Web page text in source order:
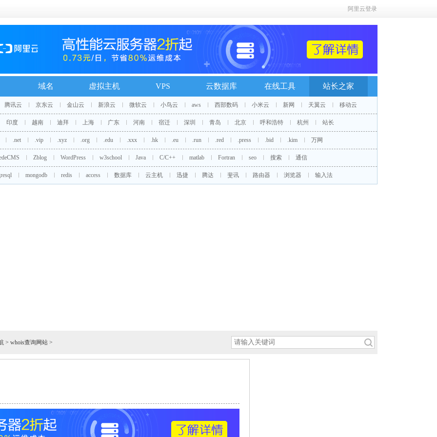
阿里云登录
域名 虚拟主机 VPS 云数据库 在线工具 站长之家
腾讯云 京东云 金山云 新浪云 微软云 小鸟云 aws 西部数码 小米云 新网 天翼云 移动云
印度 越南 迪拜 上海 广东 河南 宿迁 深圳 青岛 北京 呼和浩特 杭州 站长
.net .vip .xyz .org .edu .xxx .hk .eu .run .red .press .bid .kim 万网
Zblog WordPress w3school Java C/C++ matlab Fortran seo 搜索 通信
mongodb redis access 数据库 云主机 迅捷 腾达 斐讯 路由器 浏览器 输入法
> whois查询网站 >